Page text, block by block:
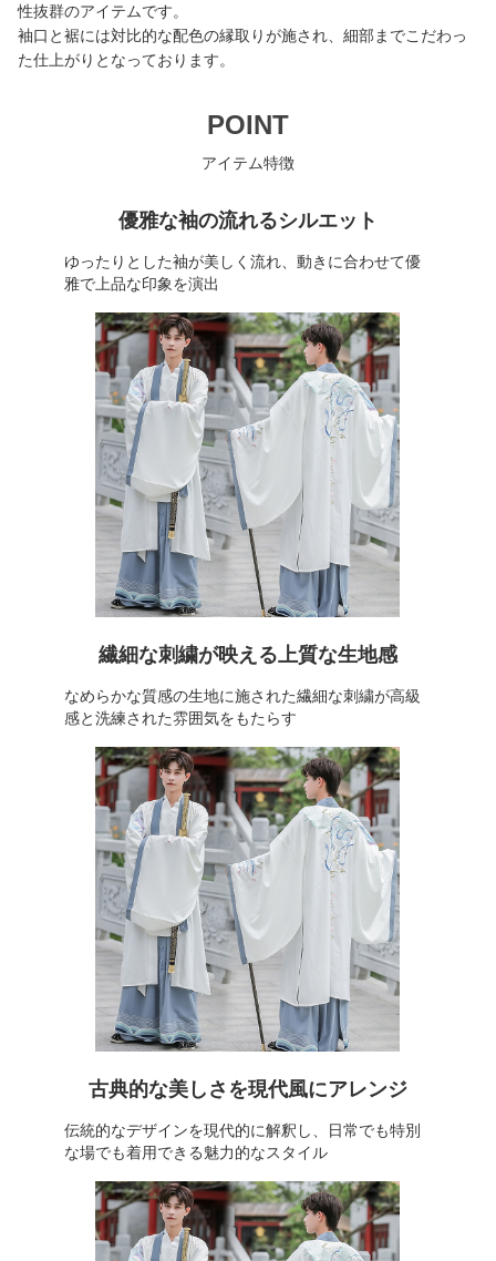
性抜群のアイテムです。
袖口と裾には対比的な配色の縁取りが施され、細部までこだわっ
た仕上がりとなっております。
POINT
アイテム特徴
優雅な袖の流れるシルエット
ゆったりとした袖が美しく流れ、動きに合わせて優
雅で上品な印象を演出
繊細な刺繍が映える上質な生地感
なめらかな質感の生地に施された繊細な刺繍が高級
感と洗練された雰囲気をもたらす
古典的な美しさを現代風にアレンジ
伝統的なデザインを現代的に解釈し、日常でも特別
な場でも着用できる魅力的なスタイル